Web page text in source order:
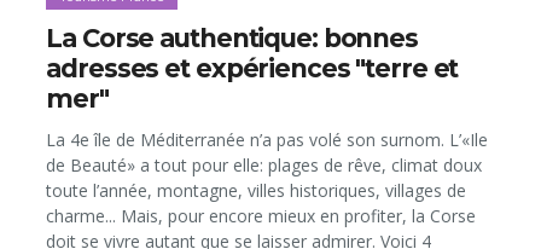
La Corse authentique: bonnes
adresses et expériences "terre et
mer"
La 4e île de Méditerranée n’a pas volé son surnom. L’«Ile
de Beauté» a tout pour elle: plages de rêve, climat doux
toute l’année, montagne, villes historiques, villages de
charme... Mais, pour encore mieux en profiter, la Corse
doit se vivre autant que se laisser admirer. Voici 4